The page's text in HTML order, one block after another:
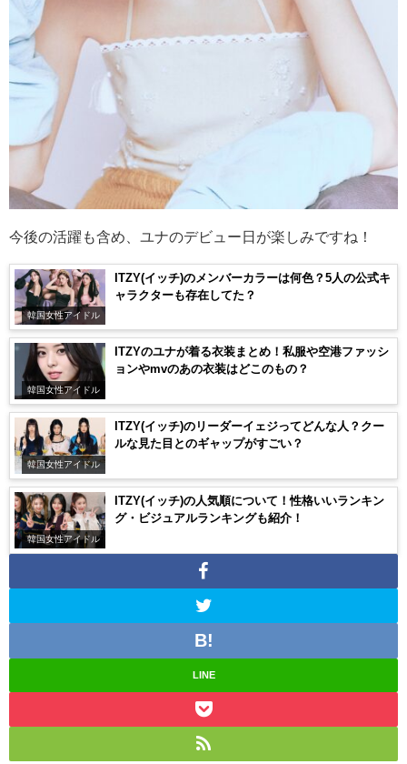
今後の活躍も含め、ユナのデビュー日が楽しみですね！
韓国女性アイドル
ITZY(イッチ)のメンバーカラーは何色？5人の公式キ
ャラクターも存在してた？
韓国女性アイドル
ITZYのユナが着る衣装まとめ！私服や空港ファッシ
ョンやmvのあの衣装はどこのもの？
韓国女性アイドル
ITZY(イッチ)のリーダーイェジってどんな人？クー
ルな見た目とのギャップがすごい？
韓国女性アイドル
ITZY(イッチ)の人気順について！性格いいランキン
グ・ビジュアルランキングも紹介！
LINE